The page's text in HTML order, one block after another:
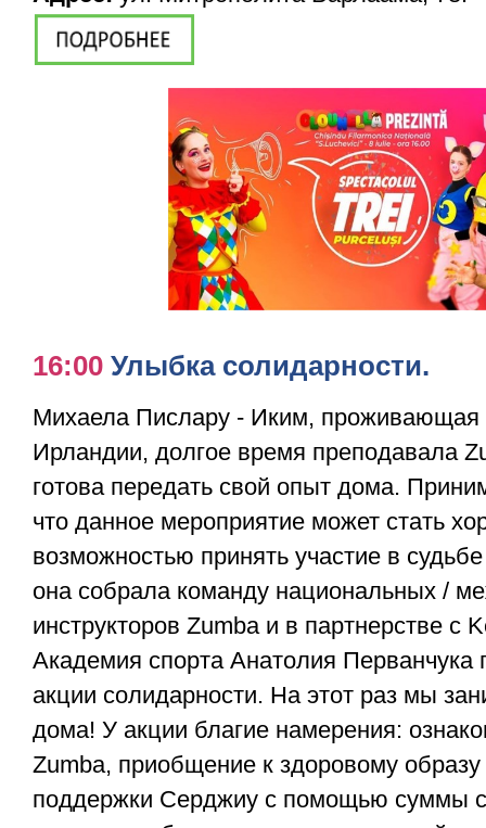
16:00 Улыбка солидарности.
Михаела Пислару - Иким, проживающая
Ирландии, долгое время преподавала
готова передать свой опыт дома.
что данное мероприятие может стать
возможностью принять участие в
она собрала команду национальных /
инструкторов Zumba и в партнерстве с
Академия спорта Анатолия Перванчука
акции солидарности. На этот раз мы
дома! У акции благие намерения:
Zumba, приобщение к здоровому
поддержки Серджиу с помощью суммы